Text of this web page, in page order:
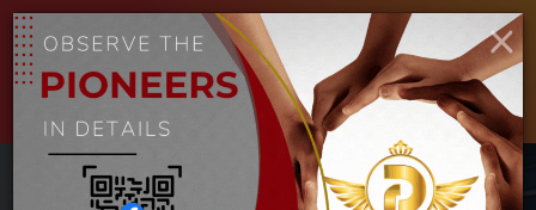
MYANMAR
Toggle
×